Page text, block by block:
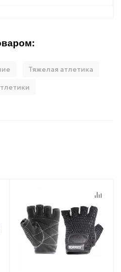
Тяжелая атлетика